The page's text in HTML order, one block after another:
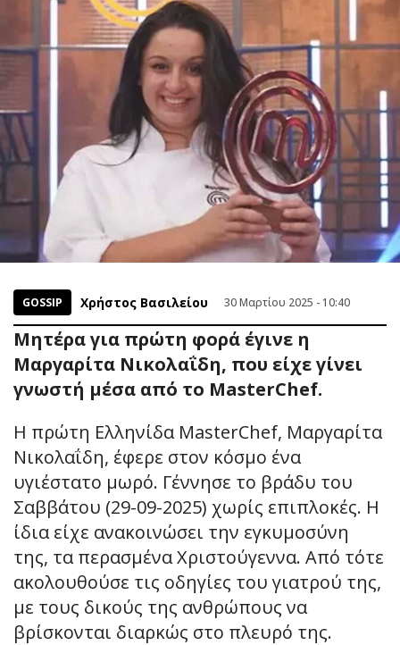
GOSSIP Χρήστος Βασιλείου 30 Μαρτίου 2025 - 10:40
Μητέρα για πρώτη φορά έγινε η
Μαργαρίτα Νικολαΐδη, που είχε γίνει
γνωστή μέσα από το MasterChef.
Η πρώτη Ελληνίδα MasterChef, Μαργαρίτα
Νικολαΐδη, έφερε στον κόσμο ένα
υγιέστατο μωρό. Γέννησε το βράδυ του
Σαββάτου (29-09-2025) χωρίς επιπλοκές. Η
ίδια είχε ανακοινώσει την εγκυμοσύνη
της, τα περασμένα Χριστούγεννα. Από τότε
ακολουθούσε τις οδηγίες του γιατρού της,
με τους δικούς της ανθρώπους να
βρίσκονται διαρκώς στο πλευρό της.